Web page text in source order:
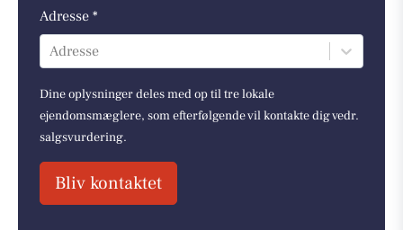
Adresse *
Adresse
Dine oplysninger deles med op til tre lokale
ejendomsmæglere, som efterfølgende vil kontakte dig vedr.
salgsvurdering.
Bliv kontaktet